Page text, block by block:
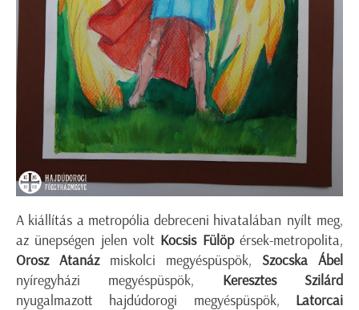
A kiállítás a metropólia debreceni hivatalában nyílt meg,
az ünepségen jelen volt Kocsis Fülöpérsek-metropolita,
Orosz Atanázmiskolci megyéspüspök, Szocska Ábel
nyíregyházi megyéspüspök, Keresztes Szilárd
nyugalmazott hajdúdorogi megyéspüspök, Latorcai